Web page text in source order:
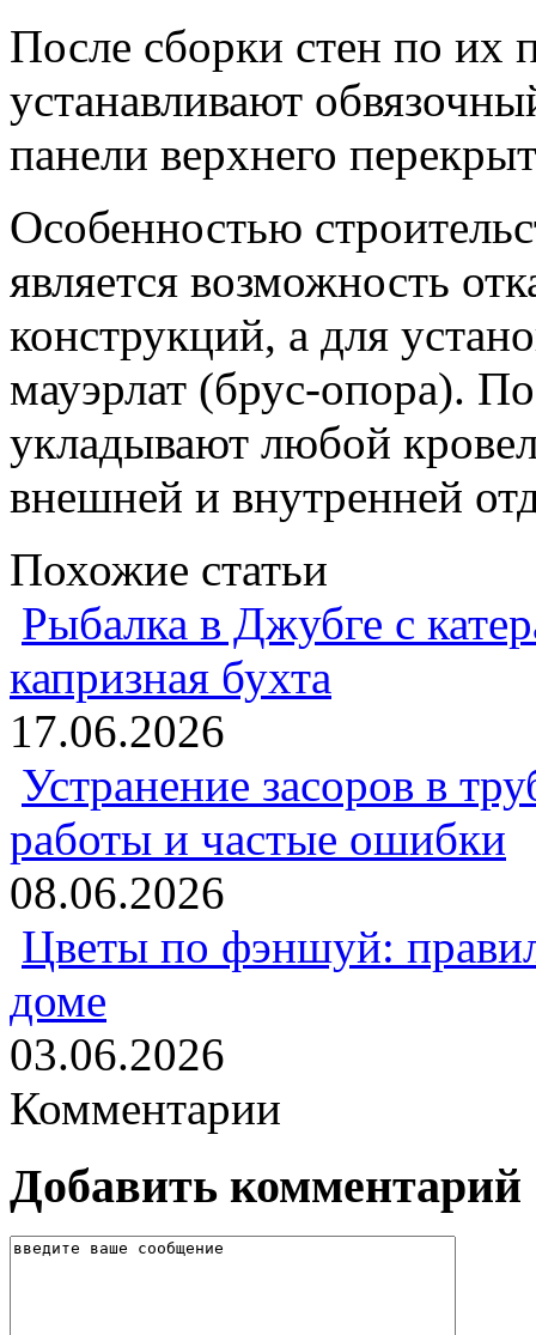
После сборки стен по их
устанавливают
панели верхнего
Особенностью
является возможность
конструкций, а для
мауэрлат (брус-опора).
укладывают любой
внешней и внутренней
Похожие статьи
Рыбалка в Джубге с
капризная бухта
17.06.2026
Устранение засоров в
работы и частые ошибки
08.06.2026
Цветы по фэншуй:
доме
03.06.2026
Комментарии
Добавить комментарий